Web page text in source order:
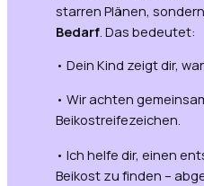
starren Plänen,
Bedarf. Das bedeutet:
• Dein Kind zeigt dir,
• Wir achten
Beikostreifezeichen.
• Ich helfe dir, einen
Beikost zu finden –